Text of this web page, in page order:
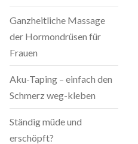
Ganzheitliche Massage
der Hormondrüsen für
Frauen
Aku-Taping – einfach den
Schmerz weg-kleben
Ständig müde und
erschöpft?